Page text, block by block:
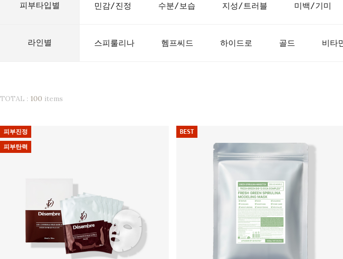
피부타입별 민감/진정 수분/보습 지성/트러블 미백/기미
라인별 스피룰리나 헴프씨드 하이드로 골드 비타
TOTAL : 100 items
피부진정
피부탄력
BEST